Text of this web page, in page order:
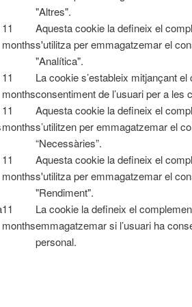
"Altres".
11
months
Aquesta cookie la defineix el
s'utilitza per emmagatzemar el
"Analítica".
11
months
La cookie s’estableix mitjançant
consentiment de l’usuari per a les
11
months
Aquesta cookie la defineix el
s’utilitzen per emmagatzemar el
“Necessàries”.
11
months
Aquesta cookie la defineix el
s'utilitza per emmagatzemar el
"Rendiment".
11
months
La cookie la defineix el
emmagatzemar si l’usuari ha
personal.